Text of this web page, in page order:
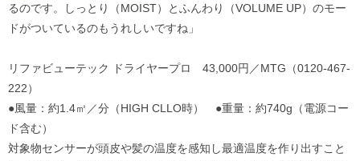
るのです。しっとり（MOIST）とふんわり（VOLUME UP）のモー
ドがついているのもうれしいですね」
リファビューテック ドライヤープロ 43,000円／MTG（0120‐467‐
222）
●風量：約1.4㎥／分（HIGH CLLO時） ●重量：約740g（電源コー
ド含む）
対象物センサーが頭皮や髪の温度を感知し最適温度を作り出すこと